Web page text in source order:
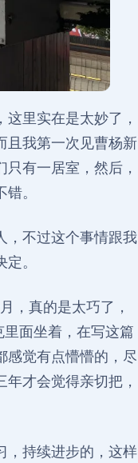
里实在是太妙了，
且我第一次见曹杨新
有一居室，然后，
。
，不过这个事情跟我
。
，真的是太巧了，
面坐着，在写这篇
感觉有点懵懵的，尽
才会觉得亲切把，
，持续进步的，这样